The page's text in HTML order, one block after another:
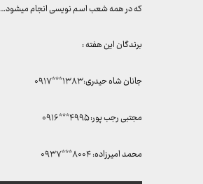
که در همه شعب اسم نویسی انجام میشود…
برندگان این هفته :
جانان شاه حیدری: ۱۳۸۳***۰۹۱۷
مجتبی رجب پور: ۴۹۹۵***۰۹۱۶
محمد امیرزاده: ۸۰۰۴***۰۹۳۷